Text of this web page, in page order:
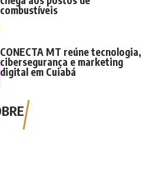
combustíveis
CONECTA MT reúne tecnologia,
cibersegurança e marketing
digital em Cuiabá